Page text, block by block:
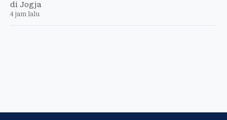
di Jogja
4 jam lalu